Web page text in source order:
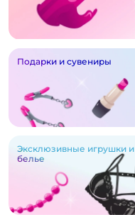
Подарки и сувениры
Эксклюзивные игрушки и
белье